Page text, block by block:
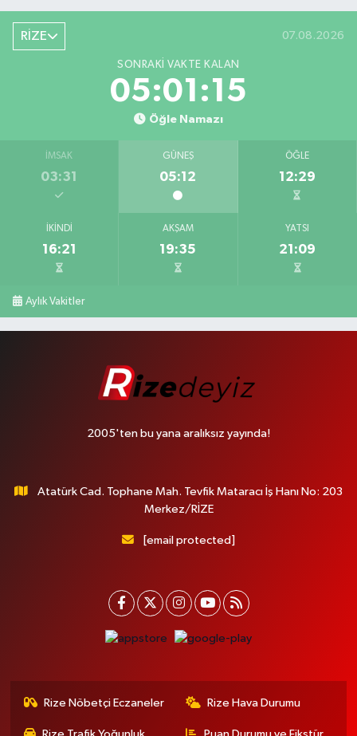
RİZE 07.08.2026
SONRAKI VAKTE KALAN
05:01:14
Öğle Namazı
İMSAK
03:31
GÜNEŞ
05:12
ÖĞLE
12:29
İKINDI
16:21
AKŞAM
19:35
YATSI
21:09
Aylık Vakitler
2005'ten bu yana aralıksız yayında!
Atatürk Cad. Tophane Mah. Tevfik Mataracı İş Hanı No: 203
Merkez/RİZE
[email protected]
Rize Nöbetçi Eczaneler Rize Hava Durumu